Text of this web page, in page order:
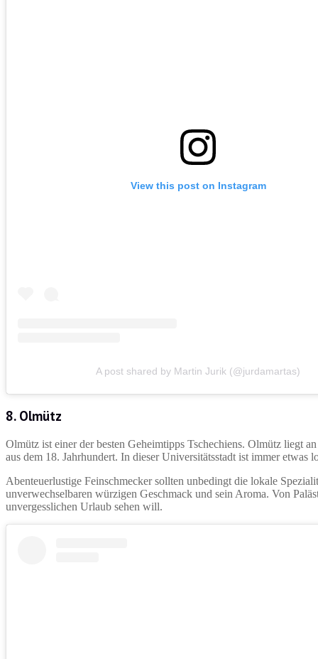
View this post on Instagram
A post shared by Martin Jurik (@jurdamartas)
8. Olmütz
Olmütz ist einer der besten Geheimtipps Tschechiens. Olmütz liegt
aus dem 18. Jahrhundert. In dieser Universitätsstadt ist immer etwas
Abenteuerlustige Feinschmecker sollten unbedingt die lokale
unverwechselbaren würzigen Geschmack und sein Aroma. Von
unvergesslichen Urlaub sehen will.